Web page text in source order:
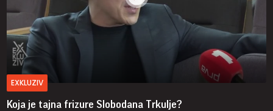
EXKLUZIV
Koja je tajna frizure Slobodana Trkulje?